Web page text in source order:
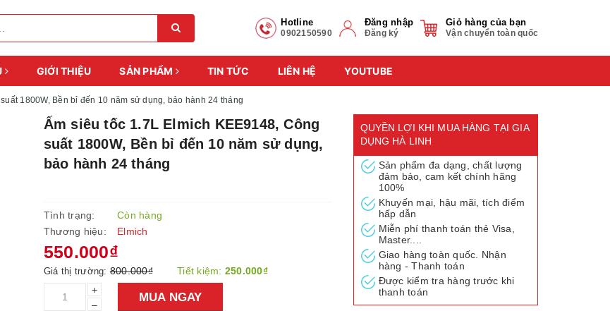
Hotline
0902150590
Đăng nhập
Đăng ký
Giỏ hàng của bạn
Vận chuyển toàn quốc
GIỚI THIỆU SẢN PHẨM TIN TỨC LIÊN HỆ YOUTUBE
1800W, Bền bỉ đến 10 năm sử dụng, bảo hành 24 tháng
Ấm siêu tốc 1.7L Elmich KEE9148, Công
suất 1800W, Bền bỉ đến 10 năm sử dụng,
bảo hành 24 tháng
Tình trạng:
Còn hàng
Thương hiệu:
Elmich
550.000₫
Giá thị trường:800.000₫ Tiết kiệm: 250.000₫
+
–
MUA NGAY
QUYỀN LỢI KHI MUA HÀNG TẠI GIA
DỤNG HÀ LINH
Sản phẩm đa dạng, chất lượng
đảm bảo, cam kết chính hãng
100%
Khuyến mại, hậu mãi, tích điểm
hấp dẫn
Miễn phí thanh toán thẻ Visa,
Master....
Giao hàng toàn quốc. Nhận
hàng - Thanh toán
Được kiểm tra hàng trước khi
thanh toán